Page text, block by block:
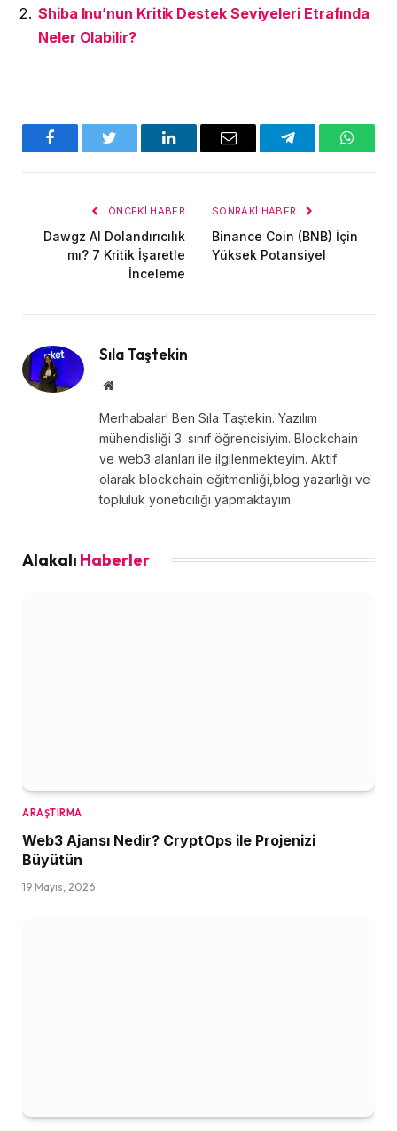
Shiba Inu’nun Kritik Destek Seviyeleri Etrafında
Neler Olabilir?
FacebookTwitter LinkedInE-
Telegram
ÖNCEKI HABER
Dawgz AI Dolandırıcılık
mı? 7 Kritik İşaretle
İnceleme
SONRAKI HABER
Binance Coin (BNB) İçin
Yüksek Potansiyel
Sıla Taştekin
Website
Merhabalar! Ben Sıla Taştekin. Yazılım
mühendisliği 3. sınıf öğrencisiyim. Blockchain
ve web3 alanları ile ilgilenmekteyim. Aktif
olarak blockchain eğitmenliği,blog yazarlığı ve
topluluk yöneticiliği yapmaktayım.
Alakalı Haberler
ARAŞTIRMA
Web3 Ajansı Nedir? CryptOps ile Projenizi
Büyütün
19 Mayıs, 2026